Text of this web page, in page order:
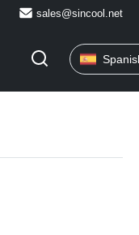
sales@sincool.net